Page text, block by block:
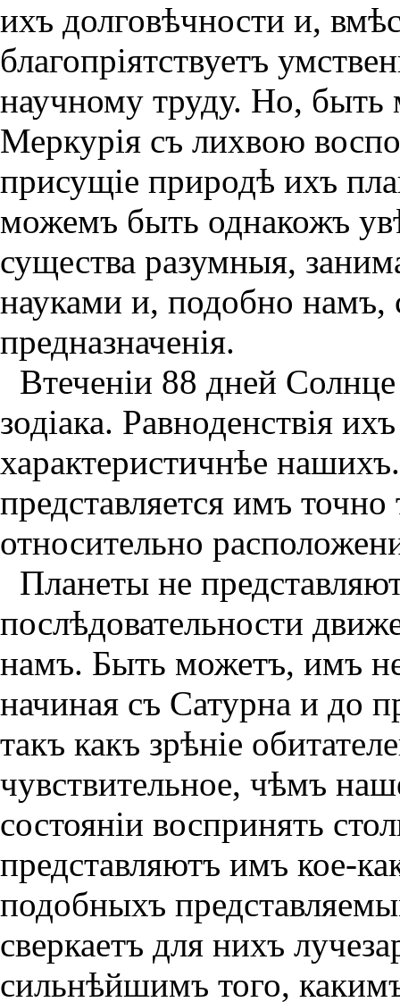
ихъ долговѣчности и,
благопрiятствуетъ
научному труду. Но, быть
Меркурiя съ лихвою
присущiе природѣ ихъ
можемъ быть однакожъ
существа разумныя,
науками и, подобно
предназначенiя.
Втеченiи 88 дней
зодiака. Равноденствiя
характеристичнѣе
представляется имъ
относительно
Планеты не
послѣдовательности
намъ. Быть можетъ, имъ
начиная съ Сатурна и до
такъ какъ зрѣнiе
чувствительное, чѣмъ
состоянiи воспринять
представляютъ имъ кое-
подобныхъ
сверкаетъ для нихъ
сильнѣйшимъ того,